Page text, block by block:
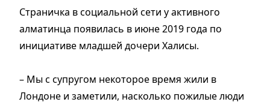
Страничка в социальной сети у активного
алматинца появилась в июне 2019 года по
инициативе младшей дочери Халисы.
– Мы с супругом некоторое время жили в
Лондоне и заметили, насколько пожилые люди